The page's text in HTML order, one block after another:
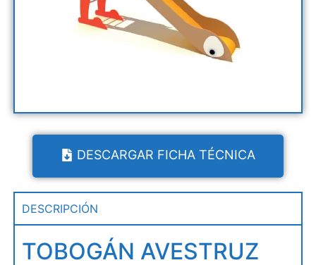
DESCARGAR FICHA TÉCNICA
DESCRIPCIÓN
TOBOGÁN AVESTRUZ